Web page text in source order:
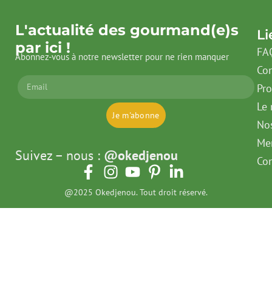
L'actualité des gourmand(e)s
par ici !
Abonnez-vous à notre newsletter pour ne rien manquer
Je m'abonne
Suivez – nous : @okedjenou
Le
@2025 Okedjenou. Tout droit réservé.